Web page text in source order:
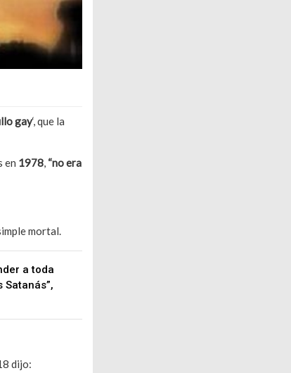
gay‘, que la
en 1978, “no era
mortal.
a toda
dijo: